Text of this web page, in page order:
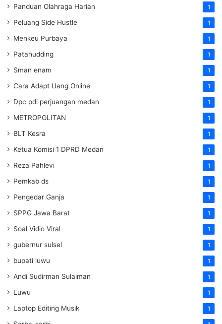
Panduan Olahraga Harian 1
Peluang Side Hustle 1
Menkeu Purbaya 1
Patahudding 1
Sman enam 1
Cara Adapt Uang Online 1
Dpc pdi perjuangan medan 1
METROPOLITAN 1
BLT Kesra 1
Ketua Komisi 1 DPRD Medan 1
Reza Pahlevi 1
Pemkab ds 1
Pengedar Ganja 1
SPPG Jawa Barat 1
Soal Vidio Viral 1
gubernur sulsel 1
bupati luwu 1
Andi Sudirman Sulaiman 1
Luwu 1
Laptop Editing Musik 1